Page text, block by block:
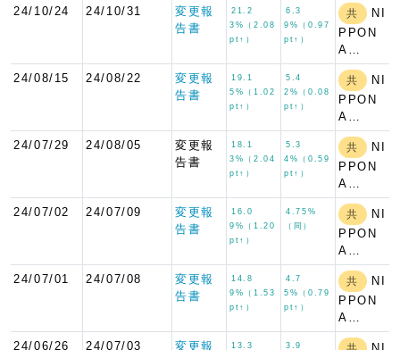
24/10/24 24/10/31
変更報
告書
21.2
3%（2.08
pt↑）
6.3
9%（0.97
pt↑）
共
NI
PPON
A…
24/08/15 24/08/22
変更報
告書
19.1
5%（1.02
pt↑）
5.4
2%（0.08
pt↑）
共
NI
PPON
A…
24/07/29 24/08/05
変更報
告書
18.1
3%（2.04
pt↑）
5.3
4%（0.59
pt↑）
共
NI
PPON
A…
24/07/02 24/07/09
変更報
告書
16.0
9%（1.20
pt↑）
4.75%
（同）
共
NI
PPON
A…
24/07/01 24/07/08
変更報
告書
14.8
9%（1.53
pt↑）
4.7
5%（0.79
pt↑）
共
NI
PPON
A…
24/06/26 24/07/03
変更報
13.3
3.9